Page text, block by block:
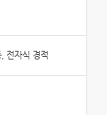
전자식 경적